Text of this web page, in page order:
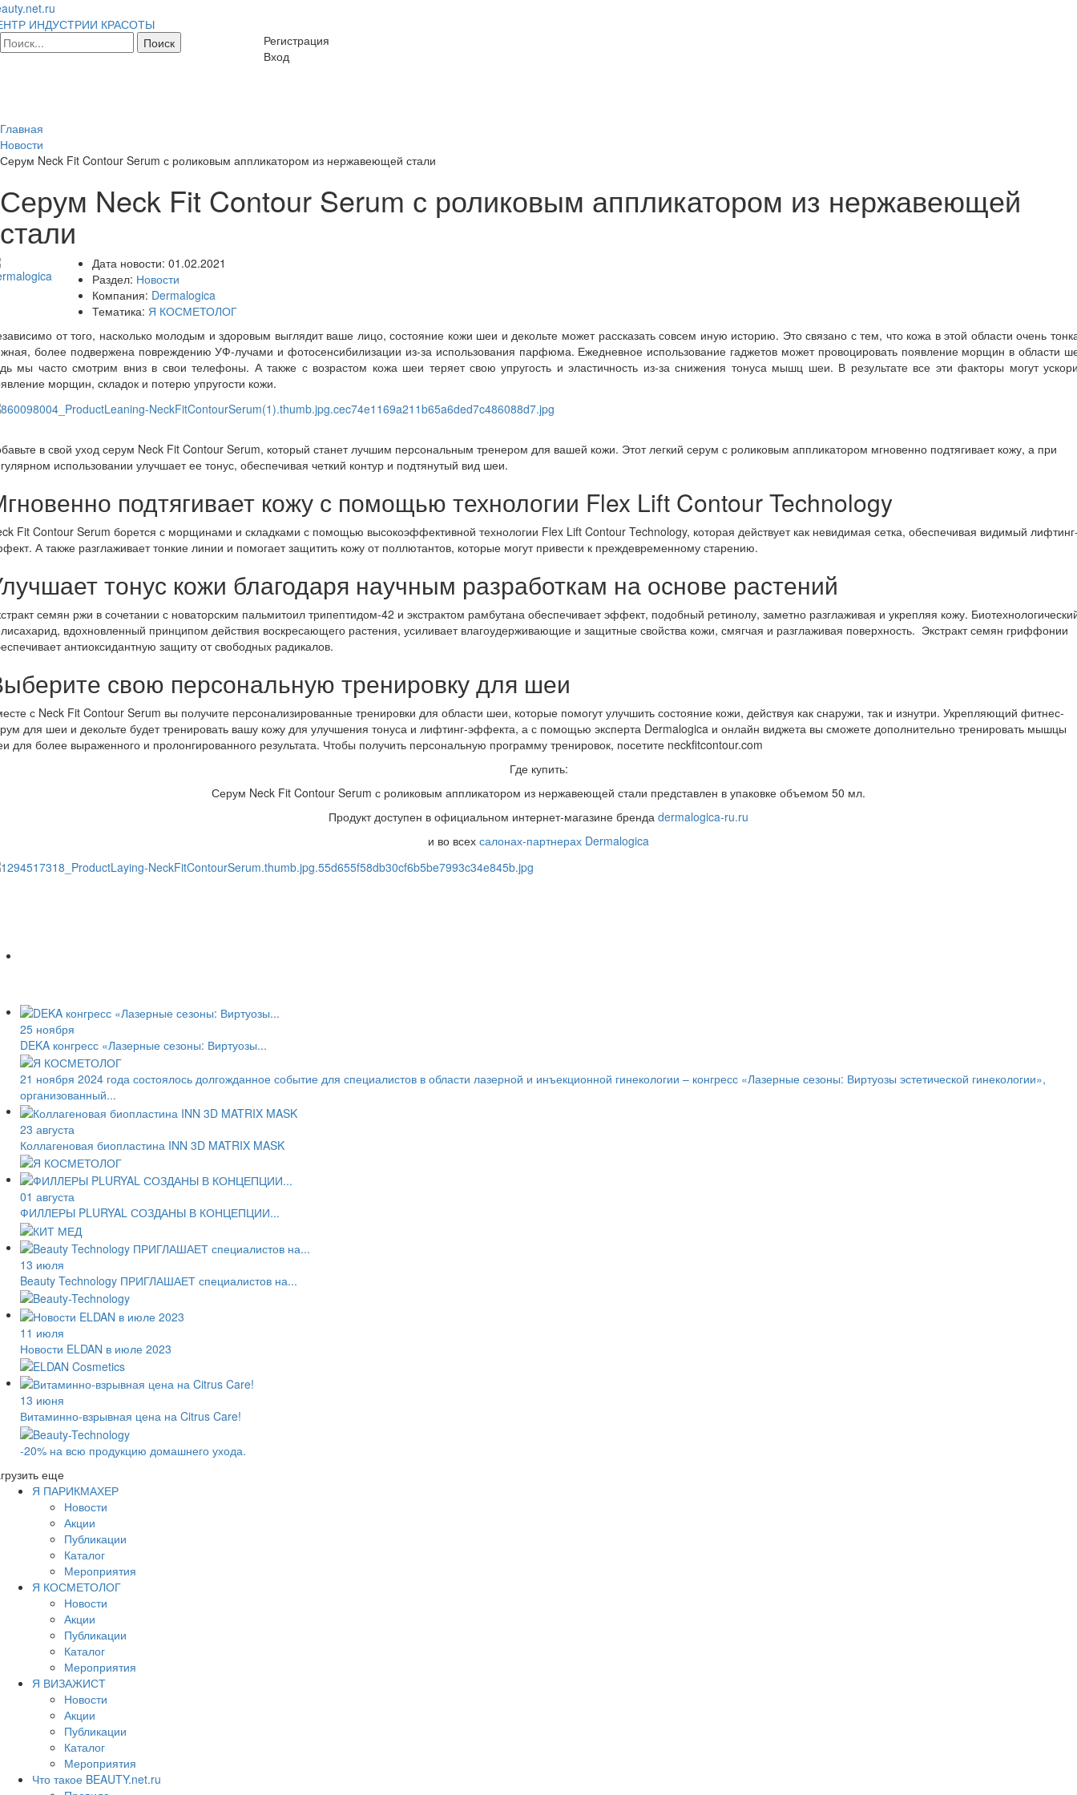
ИНДУСТРИИ КРАСОТЫ
Регистрация
Вход
Главная
Новости
Серум Neck Fit Contour Serum с роликовым аппликатором из нержавеющей стали
Серум Neck Fit Contour Serum с роликовым аппликатором из нержавеющей
стали
Дата новости: 01.02.2021
Раздел: Новости
Компания: Dermalogica
Тематика: Я КОСМЕТОЛОГ
от того, насколько молодым и здоровым выглядит ваше лицо, состояние кожи шеи и декольте может рассказать совсем иную историю. Это связано с тем, что кожа в этой области очень
более подвержена повреждению УФ-лучами и фотосенсибилизации из-за использования парфюма. Ежедневное использование гаджетов может провоцировать появление морщин в области
мы часто смотрим вниз в свои телефоны. А также с возрастом кожа шеи теряет свою упругость и эластичность из-за снижения тонуса мышц шеи. В результате все эти факторы могут
морщин, складок и потерю упругости кожи.
в свой уход серум Neck Fit Contour Serum, который станет лучшим персональным тренером для вашей кожи. Этот легкий серум с роликовым аппликатором мгновенно подтягивает кожу, а при
использовании улучшает ее тонус, обеспечивая четкий контур и подтянутый вид шеи.
подтягивает кожу с помощью технологии Flex Lift Contour Technology
Fit Contour Serum борется с морщинами и складками с помощью высокоэффективной технологии Flex Lift Contour Technology, которая действует как невидимая сетка, обеспечивая видимый
А также разглаживает тонкие линии и помогает защитить кожу от поллютантов, которые могут привести к преждевременному старению.
тонус кожи благодаря научным разработкам на основе растений
семян ржи в сочетании с новаторским пальмитоил трипептидом-42 и экстрактом рамбутана обеспечивает эффект, подобный ретинолу, заметно разглаживая и укрепляя кожу.
вдохновленный принципом действия воскресающего растения, усиливает влагоудерживающие и защитные свойства кожи, смягчая и разглаживая поверхность. Экстракт семян гриффонии
антиоксидантную защиту от свободных радикалов.
свою персональную тренировку для шеи
с Neck Fit Contour Serum вы получите персонализированные тренировки для области шеи, которые помогут улучшить состояние кожи, действуя как снаружи, так и изнутри. Укрепляющий фитнес-
для шеи и декольте будет тренировать вашу кожу для улучшения тонуса и лифтинг-эффекта, а с помощью эксперта Dermalogica и онлайн виджета вы сможете дополнительно тренировать мышцы
для более выраженного и пролонгированного результата. Чтобы получить персональную программу тренировок, посетите neckfitcontour.com
Где купить:
Серум Neck Fit Contour Serum с роликовым аппликатором из нержавеющей стали представлен в упаковке объемом 50 мл.
Продукт доступен в официальном интернет-магазине бренда dermalogica-ru.ru
и во всех салонах-партнерах Dermalogica
25 ноября
DEKA конгресс «Лазерные сезоны: Виртуозы...
21 ноября 2024 года состоялось долгожданное событие для специалистов в области лазерной и инъекционной гинекологии – конгресс «Лазерные сезоны: Виртуозы эстетической гинекологии»,
организованный...
23 августа
Коллагеновая биопластина INN 3D MATRIX MASK
01 августа
ФИЛЛЕРЫ PLURYAL СОЗДАНЫ В КОНЦЕПЦИИ...
13 июля
Beauty Technology ПРИГЛАШАЕТ специалистов на...
11 июля
Новости ELDAN в июле 2023
13 июня
Витаминно-взрывная цена на Citrus Care!
-20% на всю продукцию домашнего ухода.
еще
Я ПАРИКМАХЕР
Новости
Акции
Публикации
Каталог
Мероприятия
Я КОСМЕТОЛОГ
Новости
Акции
Публикации
Каталог
Мероприятия
Я ВИЗАЖИСТ
Новости
Акции
Публикации
Каталог
Мероприятия
Что такое BEAUTY.net.ru